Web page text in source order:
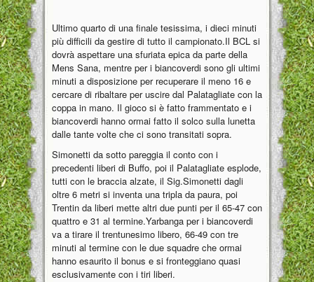
Ultimo quarto di una finale tesissima, i dieci minuti
più difficili da gestire di tutto il campionato.Il BCL si
dovrà aspettare una sfuriata epica da parte della
Mens Sana, mentre per i biancoverdi sono gli ultimi
minuti a disposizione per recuperare il meno 16 e
cercare di ribaltare per uscire dal Palatagliate con la
coppa in mano. Il gioco si è fatto frammentato e i
biancoverdi hanno ormai fatto il solco sulla lunetta
dalle tante volte che ci sono transitati sopra.
Simonetti da sotto pareggia il conto con i
precedenti liberi di Buffo, poi il Palatagliate esplode,
tutti con le braccia alzate, il Sig.Simonetti dagli
oltre 6 metri si inventa una tripla da paura, poi
Trentin da liberi mette altri due punti per il 65-47 con
quattro e 31 al termine.Yarbanga per i biancoverdi
va a tirare il trentunesimo libero, 66-49 con tre
minuti al termine con le due squadre che ormai
hanno esaurito il bonus e si fronteggiano quasi
esclusivamente con i tiri liberi.